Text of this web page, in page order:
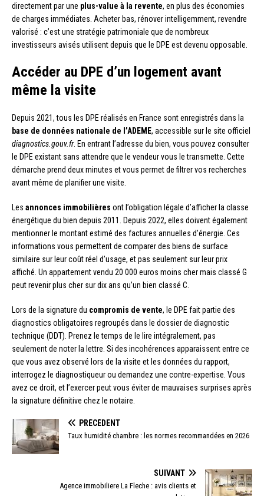
directement par une plus-value à la revente, en plus des économies
de charges immédiates. Acheter bas, rénover intelligemment, revendre
valorisé : c’est une stratégie patrimoniale que de nombreux
investisseurs avisés utilisent depuis que le DPE est devenu opposable.
Accéder au DPE d’un logement avant
même la visite
Depuis 2021, tous les DPE réalisés en France sont enregistrés dans la
base de données nationale de l’ADEME, accessible sur le site officiel
diagnostics.gouv.fr. En entrant l’adresse du bien, vous pouvez consulter
le DPE existant sans attendre que le vendeur vous le transmette. Cette
démarche prend deux minutes et vous permet de filtrer vos recherches
avant même de planifier une visite.
Les annonces immobilières ont l’obligation légale d’afficher la classe
énergétique du bien depuis 2011. Depuis 2022, elles doivent également
mentionner le montant estimé des factures annuelles d’énergie. Ces
informations vous permettent de comparer des biens de surface
similaire sur leur coût réel d’usage, et pas seulement sur leur prix
affiché. Un appartement vendu 20 000 euros moins cher mais classé G
peut revenir plus cher sur dix ans qu’un bien classé C.
Lors de la signature du compromis de vente, le DPE fait partie des
diagnostics obligatoires regroupés dans le dossier de diagnostic
technique (DDT). Prenez le temps de le lire intégralement, pas
seulement de noter la lettre. Si des incohérences apparaissent entre ce
que vous avez observé lors de la visite et les données du rapport,
interrogez le diagnostiqueur ou demandez une contre-expertise. Vous
avez ce droit, et l’exercer peut vous éviter de mauvaises surprises après
la signature définitive chez le notaire.
PRÉCÉDENT
Taux humidité chambre : les normes recommandées en 2026
SUIVANT
Agence immobiliere La Fleche : avis clients et